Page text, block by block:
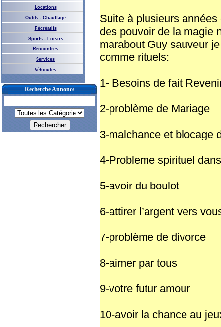
Locations
Outils - Chauffage
Récréatifs
Sports - Loisirs
Rencontres
Services
Véhicules
Recherche Annonce
Suite à plusieurs années
des pouvoir de la magie
marabout Guy sauveur
comme rituels:
1- Besoins de fait
2-problème de Mariage
3-malchance et blocage
4-Probleme spirituel
5-avoir du boulot
6-attirer l’argent vers
7-problème de divorce
8-aimer par tous
9-votre futur amour
10-avoir la chance au